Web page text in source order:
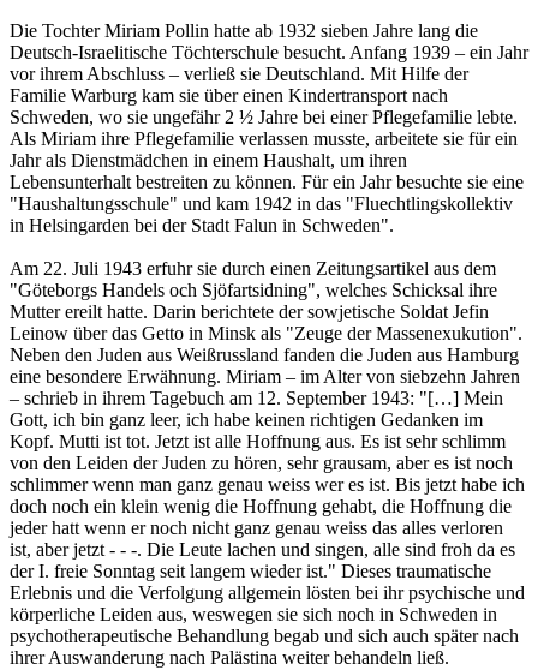
Die Tochter Miriam Pollin hatte ab 1932 sieben Jahre lang die
Deutsch-Israelitische Töchterschule besucht. Anfang 1939 – ein Jahr
vor ihrem Abschluss – verließ sie Deutschland. Mit Hilfe der
Familie Warburg kam sie über einen Kindertransport nach
Schweden, wo sie ungefähr 2 ½ Jahre bei einer Pflegefamilie lebte.
Als Miriam ihre Pflegefamilie verlassen musste, arbeitete sie für ein
Jahr als Dienstmädchen in einem Haushalt, um ihren
Lebensunterhalt bestreiten zu können. Für ein Jahr besuchte sie eine
"Haushaltungsschule" und kam 1942 in das "Fluechtlingskollektiv
in Helsingarden bei der Stadt Falun in Schweden".
Am 22. Juli 1943 erfuhr sie durch einen Zeitungsartikel aus dem
"Göteborgs Handels och Sjöfartsidning", welches Schicksal ihre
Mutter ereilt hatte. Darin berichtete der sowjetische Soldat Jefin
Leinow über das Getto in Minsk als "Zeuge der Massenexukution".
Neben den Juden aus Weißrussland fanden die Juden aus Hamburg
eine besondere Erwähnung. Miriam – im Alter von siebzehn Jahren
– schrieb in ihrem Tagebuch am 12. September 1943: "[…] Mein
Gott, ich bin ganz leer, ich habe keinen richtigen Gedanken im
Kopf. Mutti ist tot. Jetzt ist alle Hoffnung aus. Es ist sehr schlimm
von den Leiden der Juden zu hören, sehr grausam, aber es ist noch
schlimmer wenn man ganz genau weiss wer es ist. Bis jetzt habe ich
doch noch ein klein wenig die Hoffnung gehabt, die Hoffnung die
jeder hatt wenn er noch nicht ganz genau weiss das alles verloren
ist, aber jetzt - - -. Die Leute lachen und singen, alle sind froh da es
der I. freie Sonntag seit langem wieder ist." Dieses traumatische
Erlebnis und die Verfolgung allgemein lösten bei ihr psychische und
körperliche Leiden aus, weswegen sie sich noch in Schweden in
psychotherapeutische Behandlung begab und sich auch später nach
ihrer Auswanderung nach Palästina weiter behandeln ließ.